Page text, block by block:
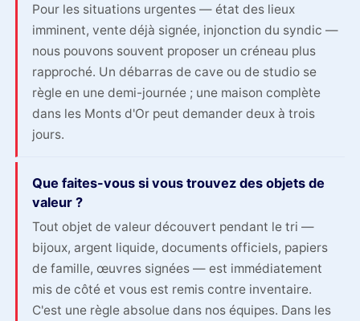
Pour les situations urgentes — état des lieux
imminent, vente déjà signée, injonction du syndic —
nous pouvons souvent proposer un créneau plus
rapproché. Un débarras de cave ou de studio se
règle en une demi-journée ; une maison complète
dans les Monts d'Or peut demander deux à trois
jours.
Que faites-vous si vous trouvez des objets de
valeur ?
Tout objet de valeur découvert pendant le tri —
bijoux, argent liquide, documents officiels, papiers
de famille, œuvres signées — est immédiatement
mis de côté et vous est remis contre inventaire.
C'est une règle absolue dans nos équipes. Dans les